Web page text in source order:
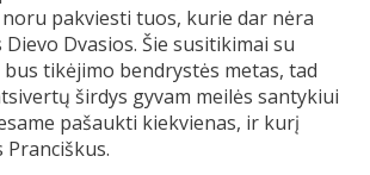
pakviesti tuos, kurie dar nėra
Dvasios. Šie susitikimai su
tikėjimo bendrystės metas, tad
širdys gyvam meilės santykiui
pašaukti kiekvienas, ir kurį